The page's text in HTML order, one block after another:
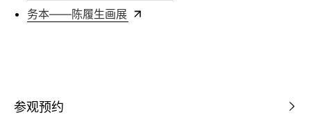
• 务本——陈履生画展
参观预约